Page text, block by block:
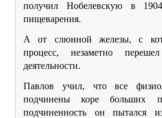
получил Нобелевскую в
пищеварения.
А от слюнной железы, с
процесс, незаметно
деятельности.
Павлов учил, что все
подчинены коре больших
подчиненность он пытался